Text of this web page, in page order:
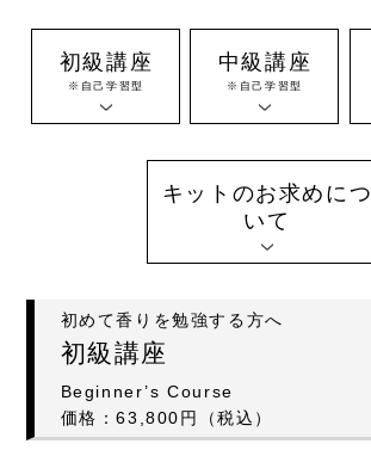
初級講座
※自己学習型
中級講座
※自己学習型
キットのお求めにつ
いて
初めて香りを勉強する方へ
初級講座
Beginner’s Course
価格：63,800円（税込）